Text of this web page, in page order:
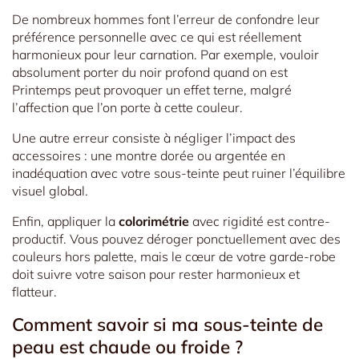
De nombreux hommes font l’erreur de confondre leur
préférence personnelle avec ce qui est réellement
harmonieux pour leur carnation. Par exemple, vouloir
absolument porter du noir profond quand on est
Printemps peut provoquer un effet terne, malgré
l’affection que l’on porte à cette couleur.
Une autre erreur consiste à négliger l’impact des
accessoires : une montre dorée ou argentée en
inadéquation avec votre sous-teinte peut ruiner l’équilibre
visuel global.
Enfin, appliquer la colorimétrie avec rigidité est contre-
productif. Vous pouvez déroger ponctuellement avec des
couleurs hors palette, mais le cœur de votre garde-robe
doit suivre votre saison pour rester harmonieux et
flatteur.
Comment savoir si ma sous-teinte de
peau est chaude ou froide ?